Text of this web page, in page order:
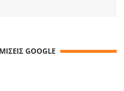
GOOGLE